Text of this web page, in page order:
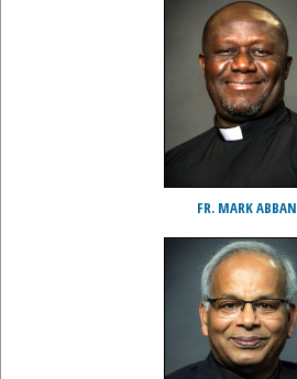
FR. MARK ABBAN